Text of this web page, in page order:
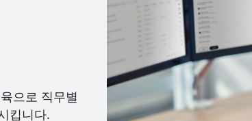
으로 직무별
킵니다.